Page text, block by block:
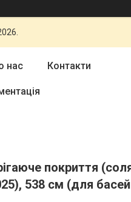
нас Контакти
покриття
538 см (для